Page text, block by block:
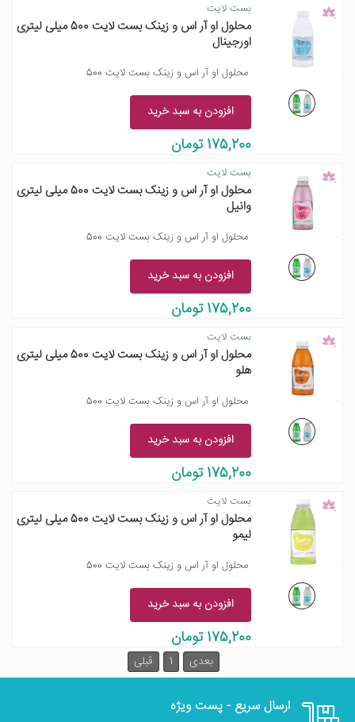
بست لایت
محلول او آر اس و زینک بست لایت 500 میلی لیتری
اورجینال
محلول او آر اس و زینک بست لایت 500
افزودن به سبد خرید
175,200 تومان
بست لایت
محلول او آر اس و زینک بست لایت 500 میلی لیتری
وانیل
محلول او آر اس و زینک بست لایت 500
افزودن به سبد خرید
175,200 تومان
بست لایت
محلول او آر اس و زینک بست لایت 500 میلی لیتری
هلو
محلول او آر اس و زینک بست لایت 500
افزودن به سبد خرید
175,200 تومان
بست لایت
محلول او آر اس و زینک بست لایت 500 میلی لیتری
لیمو
محلول او آر اس و زینک بست لایت 500
افزودن به سبد خرید
175,200 تومان
قبلی 1 بعدی
ارسال سریع - پست ویژه